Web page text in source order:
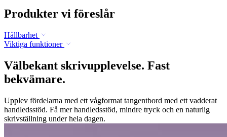
Produkter vi föreslår
Hållbarhet
Viktiga funktioner
Välbekant skrivupplevelse. Fast
bekvämare.
Upplev fördelarna med ett vågformat tangentbord med ett vadderat
handledsstöd. Få mer handledsstöd, mindre tryck och en naturlig
skrivställning under hela dagen.